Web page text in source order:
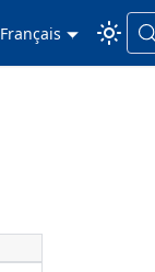
Français